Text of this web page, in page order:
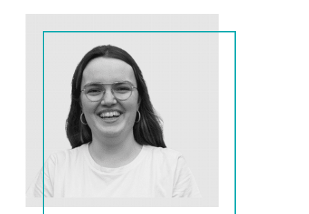
Lisa
Copywriter